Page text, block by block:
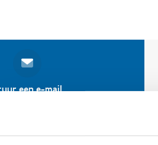
een e-mail